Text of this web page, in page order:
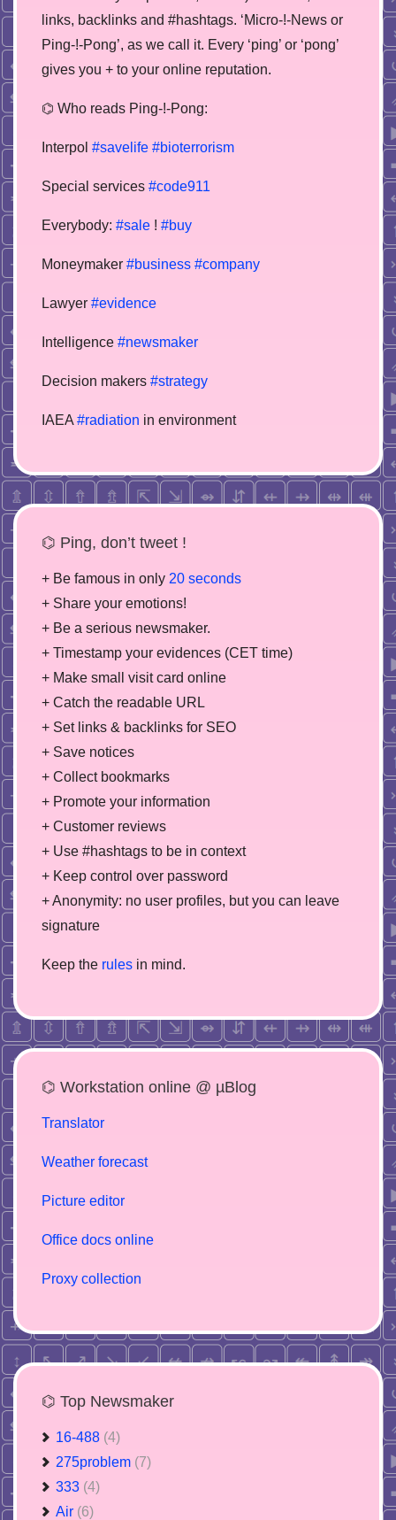
links, backlinks and #hashtags. ‘Micro-!-News or
Ping-!-Pong’, as we call it. Every ‘ping’ or ‘pong’
gives you + to your online reputation.
⌬ Who reads Ping-!-Pong:
Interpol #savelife #bioterrorism
Special services #code911
Everybody: #sale ! #buy
Moneymaker #business #company
Lawyer #evidence
Intelligence #newsmaker
Decision makers #strategy
IAEA #radiation in environment
⌬ Ping, don’t tweet !
+ Be famous in only 20 seconds
+ Share your emotions!
+ Be a serious newsmaker.
+ Timestamp your evidences (CET time)
+ Make small visit card online
+ Catch the readable URL
+ Set links & backlinks for SEO
+ Save notices
+ Collect bookmarks
+ Promote your information
+ Customer reviews
+ Use #hashtags to be in context
+ Keep control over password
+ Anonymity: no user profiles, but you can leave
signature
Keep the rules in mind.
⌬ Workstation online @ µBlog
Translator
Weather forecast
Picture editor
Office docs online
Proxy collection
⌬ Top Newsmaker
16-488 (4)
275problem (7)
333 (4)
Air (6)